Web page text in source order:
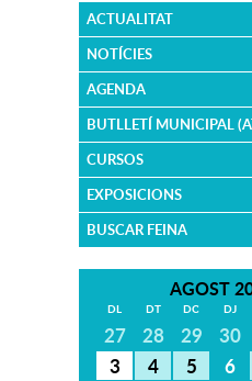
ACTUALITAT
NOTÍCIES
AGENDA
BUTLLETÍ MUNICIPAL
CURSOS
EXPOSICIONS
BUSCAR FEINA
AGOST
DL DT DC DJ
27 28 29 30
3
4 5 6